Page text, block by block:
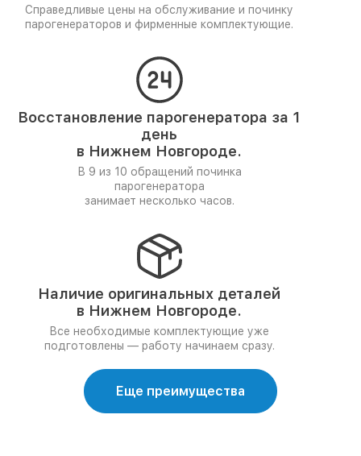
Справедливые цены на обслуживание и починку
парогенераторов и фирменные комплектующие.
Восстановление парогенератора за 1
день
в Нижнем Новгороде.
В 9 из 10 обращений починка
парогенератора
занимает несколько часов.
Наличие оригинальных деталей
в Нижнем Новгороде.
Все необходимые комплектующие уже
подготовлены — работу начинаем сразу.
Еще преимущества